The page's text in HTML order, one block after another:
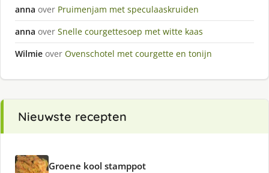
anna over Pruimenjam met speculaaskruiden
anna over Snelle courgettesoep met witte kaas
Wilmie over Ovenschotel met courgette en tonijn
Nieuwste recepten
Groene kool stamppot